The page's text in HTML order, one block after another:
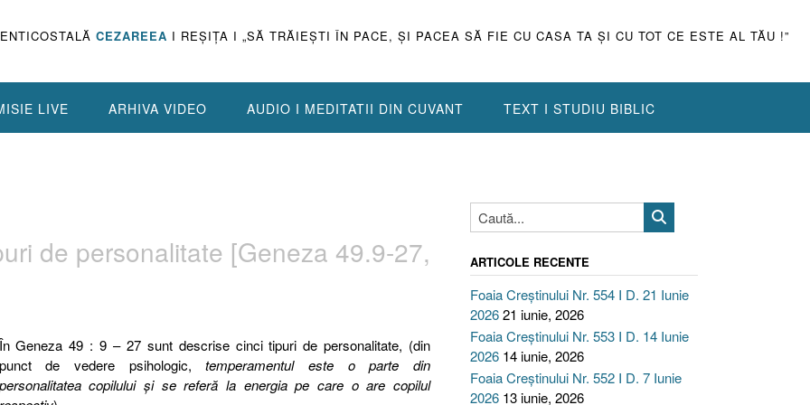
CEZAREEA I REŞIŢA I „SĂ TRĂIEŞTI ÎN PACE, ŞI PACEA SĂ FIE CU CASA TA ŞI CU TOT CE ESTE AL TĂU !”
LIVE ARHIVA VIDEO AUDIO I MEDITATII DIN CUVANT TEXT I STUDIU BIBLIC
de personalitate [Geneza 49.9-27,
În Geneza 49 : 9 – 27 sunt descrise cinci tipuri de personalitate, (din
punct de vedere psihologic,temperamentul este o parte din
personalitatea copilului şi se referă la energia pe care o are copilul
ARTICOLE RECENTE
Foaia Creștinului Nr. 554 I D. 21 Iunie
202621 iunie, 2026
Foaia Creștinului Nr. 553 I D. 14 Iunie
2026 14 iunie, 2026
Foaia Creștinului Nr. 552 I D. 7 Iunie
2026 13 iunie, 2026